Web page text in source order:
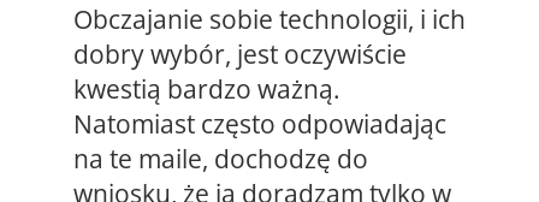
Obczajanie sobie technologii, i ich
dobry wybór, jest oczywiście
kwestią bardzo ważną.
Natomiast często odpowiadając
na te maile, dochodzę do
wniosku, że ja doradzam tylko w